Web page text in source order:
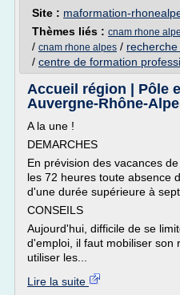
Site : maformation-
Thèmes liés : cnam rhone
/ cnam rhone alpes /
/ centre de formation
Accueil région | Pôle
Auvergne-Rhône-
A la une !
DEMARCHES
En prévision des vacances
les 72 heures toute absence
d'une durée supérieure à
CONSEILS
Aujourd'hui, difficile de se
d'emploi, il faut mobiliser son
utiliser les...
Lire la suite